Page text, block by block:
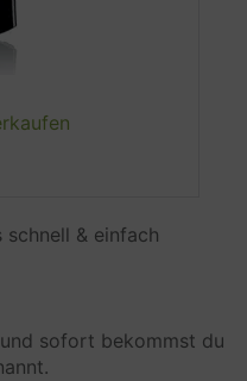
& einfach
sofort bekommst du